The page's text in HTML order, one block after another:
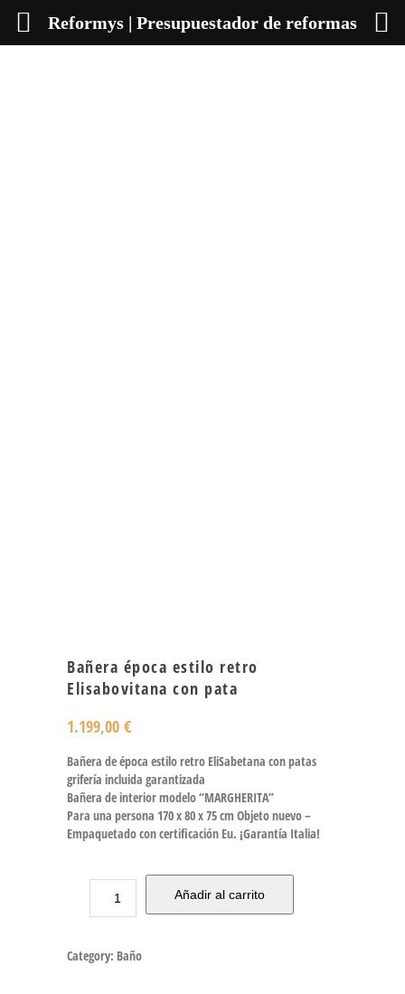
Bañera época estilo retro
Elisabovitana con pata
1.199,00 €
Bañera de época estilo retro EliSabetana con patas
grifería incluida garantizada
Bañera de interior modelo “MARGHERITA”
Para una persona 170 x 80 x 75 cm Objeto nuevo –
Empaquetado con certificación Eu. ¡Garantía Italia!
Añadir al carrito
Category: Baño
Reformys | Presupuestador de reformas